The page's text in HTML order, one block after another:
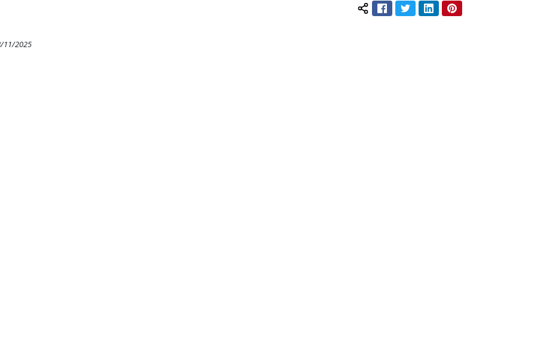
Compartilhar conteúdo:
FacebookTwitterLinkedInPinterest
11/2025